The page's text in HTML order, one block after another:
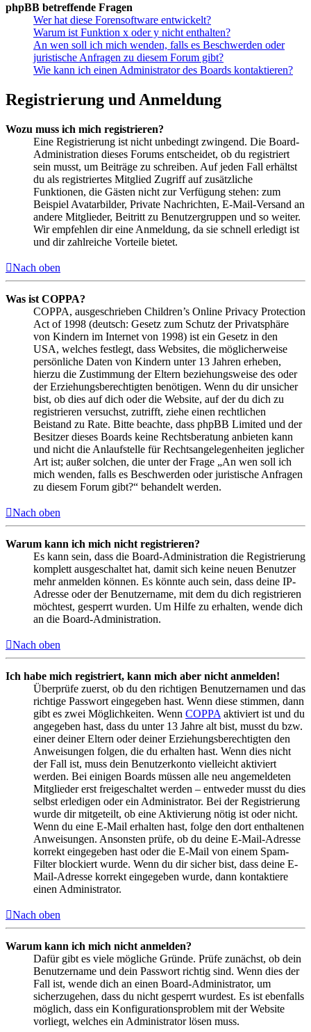
phpBB betreffende Fragen
Wer hat diese Forensoftware entwickelt?
Warum ist Funktion x oder y nicht enthalten?
An wen soll ich mich wenden, falls es Beschwerden oder
juristische Anfragen zu diesem Forum gibt?
Wie kann ich einen Administrator des Boards kontaktieren?
Registrierung und Anmeldung
Wozu muss ich mich registrieren?
Eine Registrierung ist nicht unbedingt zwingend. Die Board-
Administration dieses Forums entscheidet, ob du registriert
sein musst, um Beiträge zu schreiben. Auf jeden Fall erhältst
du als registriertes Mitglied Zugriff auf zusätzliche
Funktionen, die Gästen nicht zur Verfügung stehen: zum
Beispiel Avatarbilder, Private Nachrichten, E-Mail-Versand an
andere Mitglieder, Beitritt zu Benutzergruppen und so weiter.
Wir empfehlen dir eine Anmeldung, da sie schnell erledigt ist
und dir zahlreiche Vorteile bietet.
Nach oben
Was ist COPPA?
COPPA, ausgeschrieben Children’s Online Privacy Protection
Act of 1998 (deutsch: Gesetz zum Schutz der Privatsphäre
von Kindern im Internet von 1998) ist ein Gesetz in den
USA, welches festlegt, dass Websites, die möglicherweise
persönliche Daten von Kindern unter 13 Jahren erheben,
hierzu die Zustimmung der Eltern beziehungsweise des oder
der Erziehungsberechtigten benötigen. Wenn du dir unsicher
bist, ob dies auf dich oder die Website, auf der du dich zu
registrieren versuchst, zutrifft, ziehe einen rechtlichen
Beistand zu Rate. Bitte beachte, dass phpBB Limited und der
Besitzer dieses Boards keine Rechtsberatung anbieten kann
und nicht die Anlaufstelle für Rechtsangelegenheiten jeglicher
Art ist; außer solchen, die unter der Frage „An wen soll ich
mich wenden, falls es Beschwerden oder juristische Anfragen
zu diesem Forum gibt?“ behandelt werden.
Nach oben
Warum kann ich mich nicht registrieren?
Es kann sein, dass die Board-Administration die Registrierung
komplett ausgeschaltet hat, damit sich keine neuen Benutzer
mehr anmelden können. Es könnte auch sein, dass deine IP-
Adresse oder der Benutzername, mit dem du dich registrieren
möchtest, gesperrt wurden. Um Hilfe zu erhalten, wende dich
an die Board-Administration.
Nach oben
Ich habe mich registriert, kann mich aber nicht anmelden!
Überprüfe zuerst, ob du den richtigen Benutzernamen und das
richtige Passwort eingegeben hast. Wenn diese stimmen, dann
gibt es zwei Möglichkeiten. Wenn COPPA aktiviert ist und du
angegeben hast, dass du unter 13 Jahre alt bist, musst du bzw.
einer deiner Eltern oder deiner Erziehungsberechtigten den
Anweisungen folgen, die du erhalten hast. Wenn dies nicht
der Fall ist, muss dein Benutzerkonto vielleicht aktiviert
werden. Bei einigen Boards müssen alle neu angemeldeten
Mitglieder erst freigeschaltet werden – entweder musst du dies
selbst erledigen oder ein Administrator. Bei der Registrierung
wurde dir mitgeteilt, ob eine Aktivierung nötig ist oder nicht.
Wenn du eine E-Mail erhalten hast, folge den dort enthaltenen
Anweisungen. Ansonsten prüfe, ob du deine E-Mail-Adresse
korrekt eingegeben hast oder die E-Mail von einem Spam-
Filter blockiert wurde. Wenn du dir sicher bist, dass deine E-
Mail-Adresse korrekt eingegeben wurde, dann kontaktiere
einen Administrator.
Nach oben
Warum kann ich mich nicht anmelden?
Dafür gibt es viele mögliche Gründe. Prüfe zunächst, ob dein
Benutzername und dein Passwort richtig sind. Wenn dies der
Fall ist, wende dich an einen Board-Administrator, um
sicherzugehen, dass du nicht gesperrt wurdest. Es ist ebenfalls
möglich, dass ein Konfigurationsproblem mit der Website
vorliegt, welches ein Administrator lösen muss.